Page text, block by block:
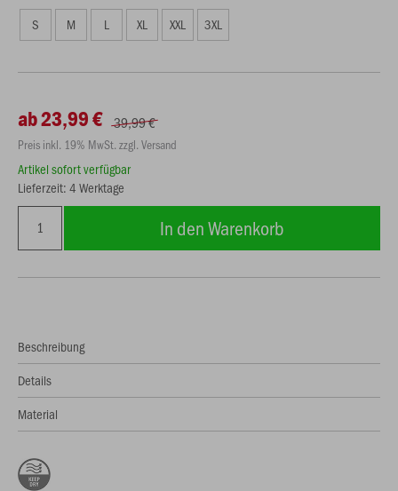
S M L XL XXL 3XL
ab 23,99 € 39,99 €
Preis inkl. 19% MwSt. zzgl. Versand
Artikel sofort verfügbar
Lieferzeit: 4 Werktage
In den Warenkorb
Beschreibung
Details
Material